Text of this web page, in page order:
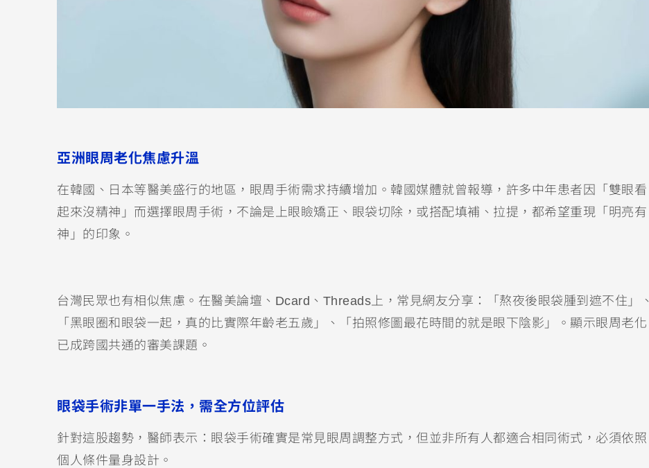
亞洲眼周老化焦慮升溫
在韓國、日本等醫美盛行的地區，眼周手術需求持續增加。韓國媒體就曾報導，許多中年患者因「雙眼看
起來沒精神」而選擇眼周手術，不論是上眼瞼矯正、眼袋切除，或搭配填補、拉提，都希望重現「明亮有
神」的印象。
台灣民眾也有相似焦慮。在醫美論壇、Dcard、Threads上，常見網友分享：「熬夜後眼袋腫到遮不住」、
「黑眼圈和眼袋一起，真的比實際年齡老五歲」、「拍照修圖最花時間的就是眼下陰影」。顯示眼周老化
已成跨國共通的審美課題。
眼袋手術非單一手法，需全方位評估
針對這股趨勢，醫師表示：眼袋手術確實是常見眼周調整方式，但並非所有人都適合相同術式，必須依照
個人條件量身設計。